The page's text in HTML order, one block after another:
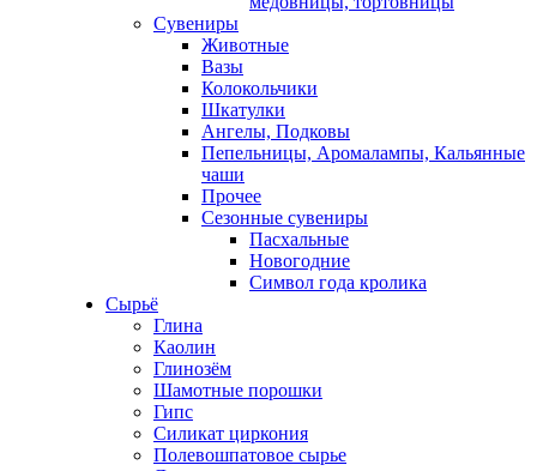
Сувениры
Животные
Вазы
Колокольчики
Шкатулки
Ангелы, Подковы
Пепельницы, Аромалампы, Кальянные
чаши
Прочее
Сезонные сувениры
Пасхальные
Новогодние
Символ года кролика
Сырьё
Глина
Каолин
Глинозём
Шамотные порошки
Гипс
Силикат циркония
Полевошпатовое сырье